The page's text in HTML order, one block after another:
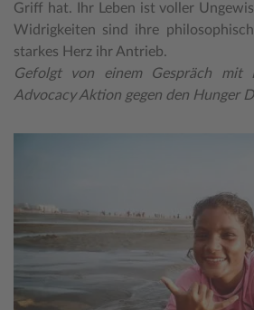
Griff hat. Ihr Leben ist voller
Widrigkeiten sind ihre
starkes Herz ihr Antrieb.
Gefolgt von einem Gespräch mit
Advocacy Aktion gegen den Hunger